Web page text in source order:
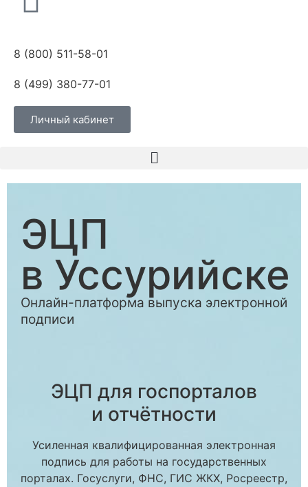
8 (800) 511-58-01
8 (499) 380-77-01
Личный кабинет
ЭЦП
в Уссурийске
Онлайн-платформа выпуска электронной
подписи
ЭЦП для госпорталов
и отчётности
Усиленная квалифицированная электронная
подпись для работы на государственных
порталах. Госуслуги, ФНС, ГИС ЖКХ, Росреестр,